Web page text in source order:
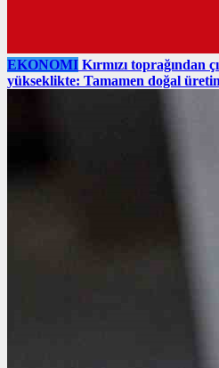
EKONOMI Kırmızı toprağından
yükseklikte: Tamamen doğal